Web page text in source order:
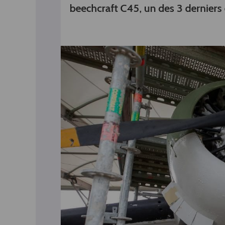
beechcraft C45, un des 3